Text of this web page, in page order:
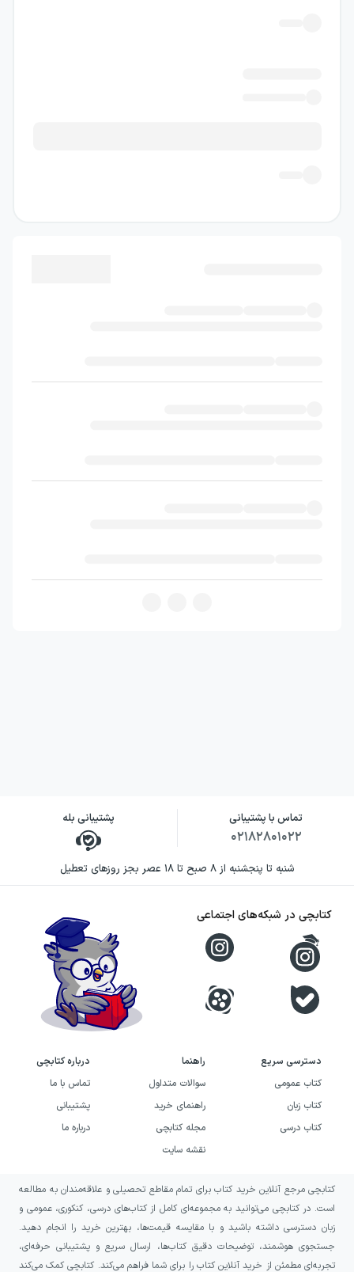
تماس با پشتیبانی
۰۲۱۸۲۸۰۱۰۲۲
پشتیبانی بله
شنبه تا پنجشنبه از ۸ صبح تا ۱۸ عصر بجز روزهای تعطیل
دسترسی سریع
کتاب عمومی
کتاب زبان
کتاب درسی
راهنما
سوالات متداول
راهنمای خرید
مجله کتابچی
نقشه سایت
درباره کتابچی
تماس با ما
پشتیبانی
درباره ما
کتابچی در شبکه‌های اجتماعی
کتابچی مرجع آنلاین خرید کتاب برای تمام مقاطع تحصیلی و علاقه‌مندان به مطالعه
است. در کتابچی می‌توانید به مجموعه‌ای کامل از کتاب‌های درسی، کنکوری، عمومی و
زبان دسترسی داشته باشید و با مقایسه قیمت‌ها، بهترین خرید را انجام دهید.
جستجوی هوشمند، توضیحات دقیق کتاب‌ها، ارسال سریع و پشتیبانی حرفه‌ای،
تجربه‌ای مطمئن از خرید آنلاین کتاب را برای شما فراهم می‌کند. کتابچی کمک می‌کند